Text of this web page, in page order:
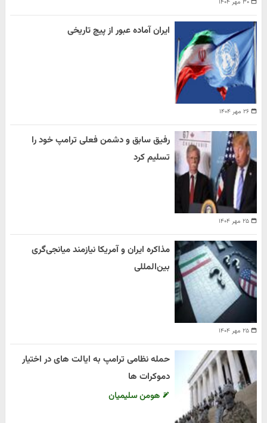
۲۶ مهر ۱۴۰۴
ایران آماده عبور از پیچ تاریخی
۲۵ مهر ۱۴۰۴
رفیق سابق و دشمن فعلی ترامپ خود را
تسلیم کرد
۲۵ مهر ۱۴۰۴
مذاکره ایران و آمریکا نیازمند میانجی‌گری
بین‌المللی
حمله نظامی ترامپ به ایالت های در اختیار
دموکرات ها
هومن سلیمیان